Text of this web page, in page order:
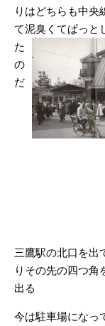
りはどちらも中央
て泥臭 くてぱっと
た
の
だ
三鷹駅の北口を出
りその先の四つ角
出る
今は駐車場になっ